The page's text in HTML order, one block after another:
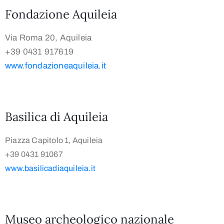
Fondazione Aquileia
Via Roma 20, Aquileia
+39 0431 917619
www.fondazioneaquileia.it
Basilica di Aquileia
Piazza Capitolo 1, Aquileia
+39 0431 91067
www.basilicadiaquileia.it
Museo archeologico nazionale